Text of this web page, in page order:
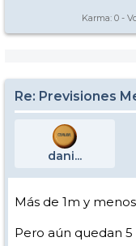
Karma: 0 -
Re: Previsiones
dani...
Más de 1m y
Pero aún quedan 5